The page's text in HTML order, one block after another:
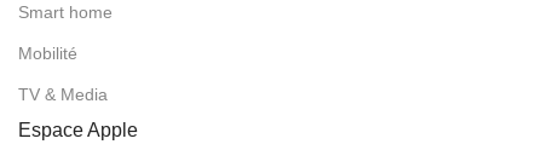
Smart home
Mobilité
TV & Media
Espace Apple